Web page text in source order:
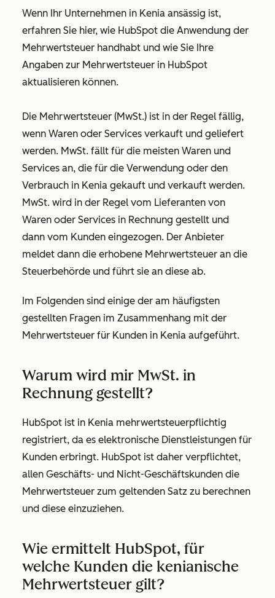
Wenn Ihr Unternehmen in Kenia ansässig ist,
erfahren Sie hier, wie HubSpot die Anwendung der
Mehrwertsteuer handhabt und wie Sie Ihre
Angaben zur Mehrwertsteuer in HubSpot
aktualisieren können.
Die Mehrwertsteuer (MwSt.) ist in der Regel fällig,
wenn Waren oder Services verkauft und geliefert
werden. MwSt. fällt für die meisten Waren und
Services an, die für die Verwendung oder den
Verbrauch in Kenia gekauft und verkauft werden.
MwSt. wird in der Regel vom Lieferanten von
Waren oder Services in Rechnung gestellt und
dann vom Kunden eingezogen. Der Anbieter
meldet dann die erhobene Mehrwertsteuer an die
Steuerbehörde und führt sie an diese ab.
Im Folgenden sind einige der am häufigsten
gestellten Fragen im Zusammenhang mit der
Mehrwertsteuer für Kunden in Kenia aufgeführt.
Warum wird mir MwSt. in
Rechnung gestellt?
HubSpot ist in Kenia mehrwertsteuerpflichtig
registriert, da es elektronische Dienstleistungen für
Kunden erbringt. HubSpot ist daher verpflichtet,
allen Geschäfts- und Nicht-Geschäftskunden die
Mehrwertsteuer zum geltenden Satz zu berechnen
und diese einzuziehen.
Wie ermittelt HubSpot, für
welche Kunden die kenianische
Mehrwertsteuer gilt?